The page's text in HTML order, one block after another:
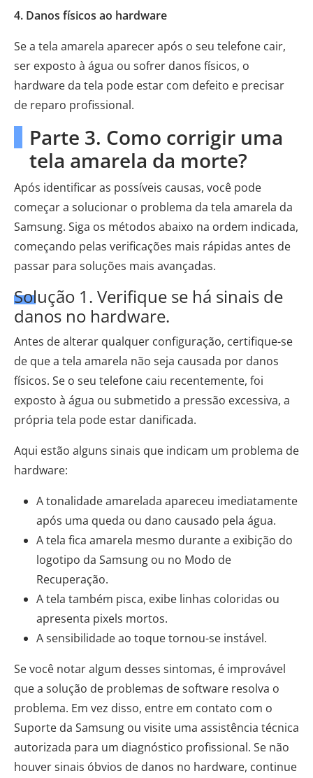
4. Danos físicos ao hardware
Se a tela amarela aparecer após o seu telefone cair,
ser exposto à água ou sofrer danos físicos, o
hardware da tela pode estar com defeito e precisar
de reparo profissional.
Parte 3. Como corrigir uma
tela amarela da morte?
Após identificar as possíveis causas, você pode
começar a solucionar o problema da tela amarela da
Samsung. Siga os métodos abaixo na ordem indicada,
começando pelas verificações mais rápidas antes de
passar para soluções mais avançadas.
Solução 1. Verifique se há sinais de
danos no hardware.
Antes de alterar qualquer configuração, certifique-se
de que a tela amarela não seja causada por danos
físicos. Se o seu telefone caiu recentemente, foi
exposto à água ou submetido a pressão excessiva, a
própria tela pode estar danificada.
Aqui estão alguns sinais que indicam um problema de
hardware:
A tonalidade amarelada apareceu imediatamente
após uma queda ou dano causado pela água.
A tela fica amarela mesmo durante a exibição do
logotipo da Samsung ou no Modo de
Recuperação.
A tela também pisca, exibe linhas coloridas ou
apresenta pixels mortos.
A sensibilidade ao toque tornou-se instável.
Se você notar algum desses sintomas, é improvável
que a solução de problemas de software resolva o
problema. Em vez disso, entre em contato com o
Suporte da Samsung ou visite uma assistência técnica
autorizada para um diagnóstico profissional. Se não
houver sinais óbvios de danos no hardware, continue